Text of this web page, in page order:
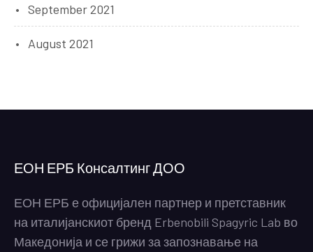
September 2021
August 2021
ЕОН ЕРБ Консалтинг ДОО
ЕОН ЕРБ е официјален партнер и претставник
на италијанскиот бренд Erbenobili Spagyric Lab во
Македонија и се грижи за запознавање на